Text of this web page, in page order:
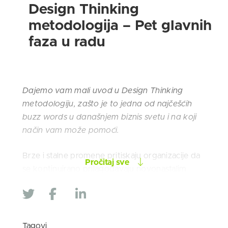
Design Thinking
metodologija – Pet glavnih
faza u radu
Dajemo vam mali uvod u Design Thinking
metodologiju, zašto je to jedna od najčešćih
buzz words u današnjem biznis svetu i na koji
način vam može pomoći.
Brze i stalne promene pritiskaju organizacije da
se kontinuirano prilagođavaju novonastalim
okruženju. Samo one koje su sposobne da na
opstati na tržištu. Trka za održivim rastom se
Pročitaj sve
Tagovi